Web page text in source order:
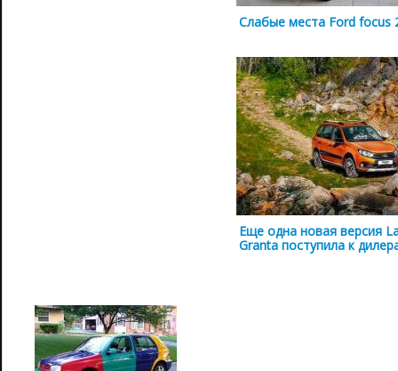
Слабые места Ford focus
Еще одна новая версия
Granta поступила к